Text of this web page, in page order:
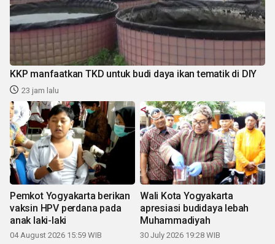
KKP manfaatkan TKD untuk budi daya ikan tematik di DIY
23 jam lalu
Pemkot Yogyakarta berikan
vaksin HPV perdana pada
anak laki-laki
04 August 2026 15:59 WIB
Wali Kota Yogyakarta
apresiasi budidaya lebah
Muhammadiyah
30 July 2026 19:28 WIB